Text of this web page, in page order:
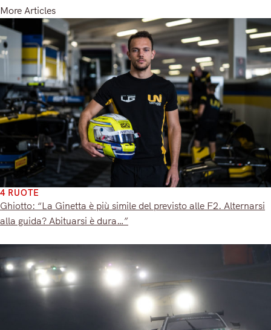
More Articles
4 RUOTE
Ghiotto: “La Ginetta è più simile del previsto alle F2. Alternarsi
alla guida? Abituarsi è dura…”